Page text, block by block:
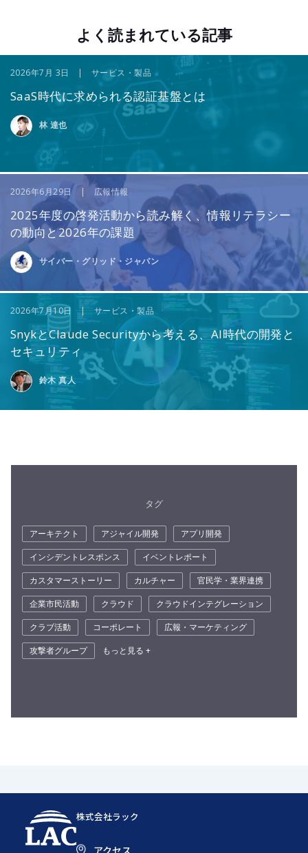
よく読まれている記事
2026年7月 3日 | サービス・製品
SaaS時代に求められる認証基盤とは
林 達也
2026年6月29日 | 広報情報
2025年度の啓発活動から読み解く、情報リテラシー
の動向と2026年の課題
サイバー・グリッド・ジャパン
2026年7月10日 | サービス・製品
SnykとClaude Securityから考える、AI時代の開発と
セキュリティ
鈴木 真人
タグ
アーキテクト アジャイル開発
アプリ開発
インシデントレスポンス
イベントレポート
カスタマーストーリー
カルチャー
官民学・業界連携
企業市民活動
クラウド
クラウドインテグレーション
クラブ活動
コーポレート
広報・マーケティング
攻撃者グループ
もっと見る +
株式会社ラック
アクセス